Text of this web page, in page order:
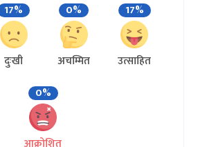
17%
दुःखी
0%
अचम्मित
17%
उत्साहित
0%